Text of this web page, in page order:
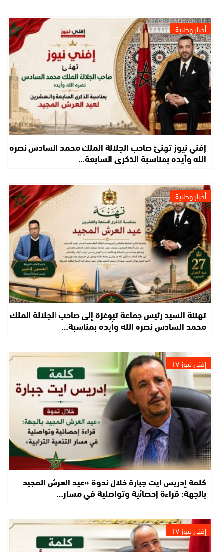
أخبار وطنية
إفني نيوز تهنئ صاحب الجلالة الملك محمد السادس نصره
الله وأيده بمناسبة الذكرى السابعة…
أخبار وطنية
تهنئة السيد رئيس جماعة تيوغزة إلى صاحب الجلالة الملك
محمد السادس نصره الله وأيده بمناسبة…
إفني نيوز TV
كلمة إدريس ايت جبارة خلال ندوة «عيد العرش المجيد
بالجهة: قراءة إحصائية وتواصلية في مسار…
إفني نيوز TV